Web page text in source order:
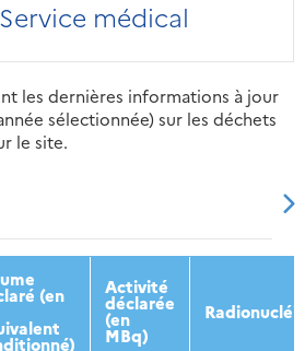
Service médical
les dernières informations à jour
sélectionnée) sur les déchets
le site.
2015 2016
(en Activité
déclarée
(en
MBq)